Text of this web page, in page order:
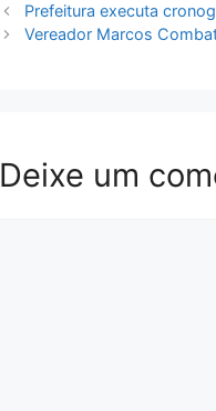
Prefeitura executa
Vereador Marcos
Deixe um